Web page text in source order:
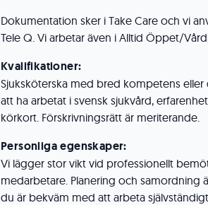
Dokumentation sker i Take Care och vi
Tele Q. Vi arbetar även i Alltid Öppet/
Kvalifikationer:
Sjuksköterska med bred kompetens eller
att ha arbetat i svensk sjukvård,
körkort. Förskrivningsrätt är meriterande.
Personliga egenskaper:
Vi lägger stor vikt vid professionellt
medarbetare. Planering och samordning
du är bekväm med att arbeta